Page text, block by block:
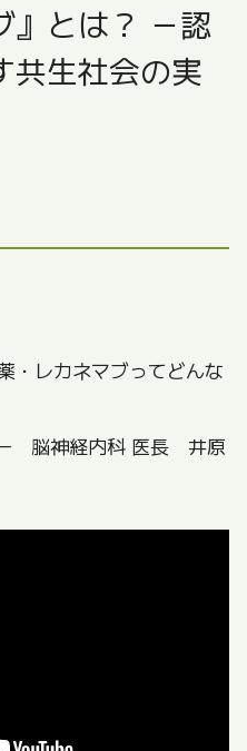
』とは？ －認
共生社会の実
・レカネマブってどんな
脳神経内科 医長 井原